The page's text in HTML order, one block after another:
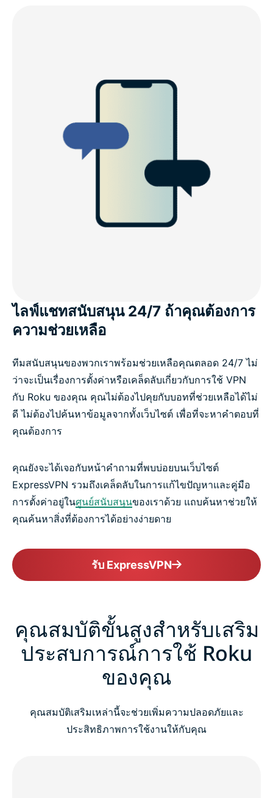
ไลฟ์แชทสนับสนุน 24/7 ถ้าคุณต้องการ
ความช่วยเหลือ
ทีมสนับสนุนของพวกเราพร้อมช่วยเหลือคุณตลอด 24/7 ไม่
ว่าจะเป็นเรื่องการตั้งค่าหรือเคล็ดลับเกี่ยวกับการใช้ VPN
กับ Roku ของคุณ คุณไม่ต้องไปคุยกับบอทที่ช่วยเหลือได้ไม่
ดี ไม่ต้องไปค้นหาข้อมูลจากทั้งเว็บไซต์ เพื่อที่จะหาคำตอบที่
คุณต้องการ
คุณยังจะได้เจอกับหน้าคำถามที่พบบ่อยบนเว็บไซต์
ExpressVPN รวมถึงเคล็ดลับในการแก้ไขปัญหาและคู่มือ
การตั้งค่าอยู่ในศูนย์สนับสนุนของเราด้วย แถบค้นหาช่วยให้
คุณค้นหาสิ่งที่ต้องการได้อย่างง่ายดาย
รับ ExpressVPN
คุณสมบัติขั้นสูงสำหรับเสริม
ประสบการณ์การใช้ Roku
ของคุณ
คุณสมบัติเสริมเหล่านี้จะช่วยเพิ่มความปลอดภัยและ
ประสิทธิภาพการใช้งานให้กับคุณ